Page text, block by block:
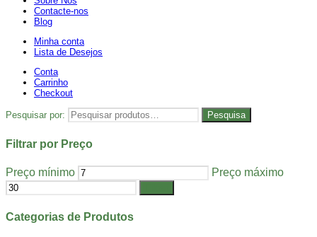
Contacte-nos
Blog
Minha conta
Lista de Desejos
Conta
Carrinho
Checkout
Pesquisar por: Pesquisa
Filtrar por Preço
Preço mínimo Preço máximo
Categorias de Produtos